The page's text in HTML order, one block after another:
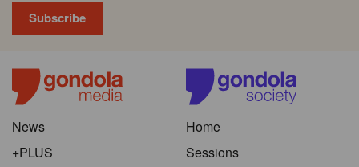
News
+PLUS
Home
Sessions